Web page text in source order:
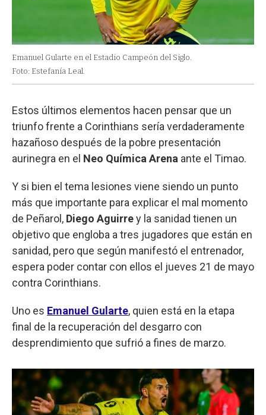
Emanuel Gularte en el Estadio Campeón del Siglo.
Foto: Estefanía Leal.
Estos últimos elementos hacen pensar que un
triunfo frente a Corinthians sería verdaderamente
hazañoso después de la pobre presentación
aurinegra en el Neo Química Arena ante el Timao.
Y si bien el tema lesiones viene siendo un punto
más que importante para explicar el mal momento
de Peñarol, Diego Aguirrey la sanidad tienen un
objetivo que engloba a tres jugadores que están en
sanidad, pero que según manifestó el entrenador,
espera poder contar con ellos el jueves 21 de mayo
contra Corinthians.
Uno es Emanuel Gularte, quien está en la etapa
final de la recuperación del desgarro con
desprendimiento que sufrió a fines de marzo.